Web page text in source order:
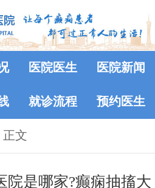
医院医生 医院新闻
就诊流程 预约医生
正文
院是哪家?癫痫抽搐大